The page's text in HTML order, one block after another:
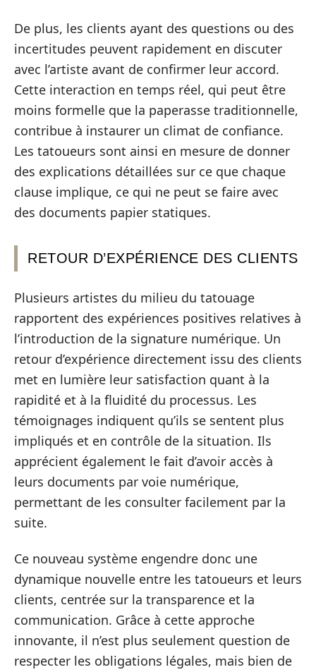
De plus, les clients ayant des questions ou des
incertitudes peuvent rapidement en discuter
avec l’artiste avant de confirmer leur accord.
Cette interaction en temps réel, qui peut être
moins formelle que la paperasse traditionnelle,
contribue à instaurer un climat de confiance.
Les tatoueurs sont ainsi en mesure de donner
des explications détaillées sur ce que chaque
clause implique, ce qui ne peut se faire avec
des documents papier statiques.
RETOUR D’EXPÉRIENCE DES CLIENTS
Plusieurs artistes du milieu du tatouage
rapportent des expériences positives relatives à
l’introduction de la signature numérique. Un
retour d’expérience directement issu des clients
met en lumière leur satisfaction quant à la
rapidité et à la fluidité du processus. Les
témoignages indiquent qu’ils se sentent plus
impliqués et en contrôle de la situation. Ils
apprécient également le fait d’avoir accès à
leurs documents par voie numérique,
permettant de les consulter facilement par la
suite.
Ce nouveau système engendre donc une
dynamique nouvelle entre les tatoueurs et leurs
clients, centrée sur la transparence et la
communication. Grâce à cette approche
innovante, il n’est plus seulement question de
respecter les obligations légales, mais bien de